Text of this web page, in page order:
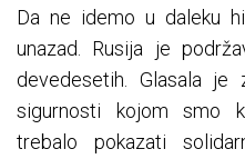
Da ne idemo u daleku
unazad. Rusija je
devedesetih. Glasala je
sigurnosti kojom smo
trebalo pokazati